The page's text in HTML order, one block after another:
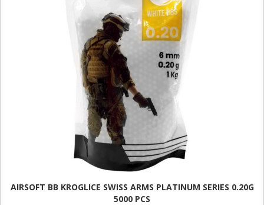
AIRSOFT BB KROGLICE SWISS ARMS PLATINUM SERIES 0.20G
5000 PCS